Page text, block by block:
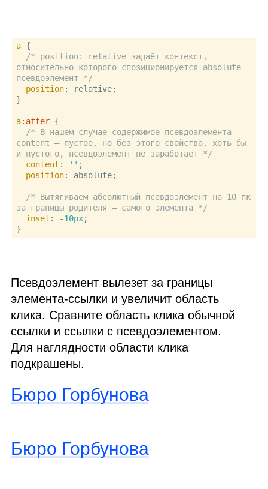
a {
/* position: relative задаёт контекст,
относительно которого спозиционируется absolute-
псевдоэлемент */
position: relative;
}
a:after {
/* В нашем случае содержимое псевдоэлемента —
content — пустое, но без этого свойства, хоть бы
и пустого, псевдоэлемент не заработает */
content : '' ;
position: absolute;
/* Вытягиваем абсолютный псевдоэлемент на 10 пк
за границы родителя — самого элемента */
inset : -10px;
Псевдоэлемент вылезет за границы
элемента‑ссылки и увеличит область
клика. Сравните область клика обычной
ссылки и ссылки с псевдоэлементом.
Для наглядности области клика
подкрашены.
Бюро Горбунова
Бюро Горбунова